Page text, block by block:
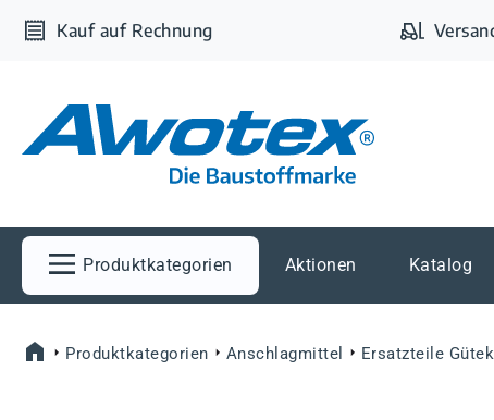
Hauptinhalt springen
Zur Suche springen
Zur Hauptnavigation springen
Kauf auf Rechnung
Produktkategorien Aktionen Katalog
Produktkategorien Anschlagmittel Ersatzteile